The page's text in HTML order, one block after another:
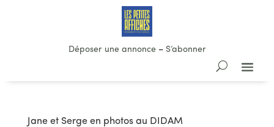
Déposer une annonce– S’abonner
Jane et Serge en photos au DIDAM